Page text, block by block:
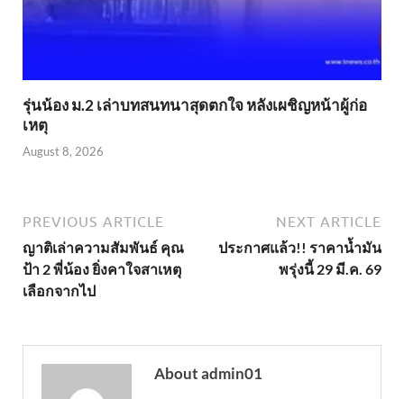
รุ่นน้อง ม.2 เล่าบทสนทนาสุดตกใจ หลังเผชิญหน้าผู้ก่อ
เหตุ
August 8, 2026
PREVIOUS ARTICLE
ญาติเล่าความสัมพันธ์ คุณ
ป้า 2 พี่น้อง ยิ่งคาใจสาเหตุ
เลือกจากไป
NEXT ARTICLE
ประกาศแล้ว!! ราคาน้ำมัน
พรุ่งนี้ 29 มี.ค. 69
About admin01